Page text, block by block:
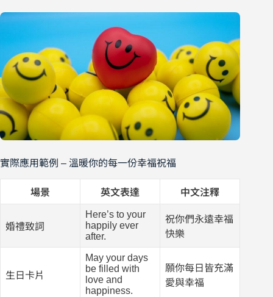
實際應用範例 – 溫暖你的每一份幸福祝福
場景 英文表達 中文注釋
婚禮致詞
Here’s to your
happily ever
after.
祝你們永遠幸福
快樂
生日卡片
May your days
be filled with
love and
happiness.
願你每日皆充滿
愛與幸福